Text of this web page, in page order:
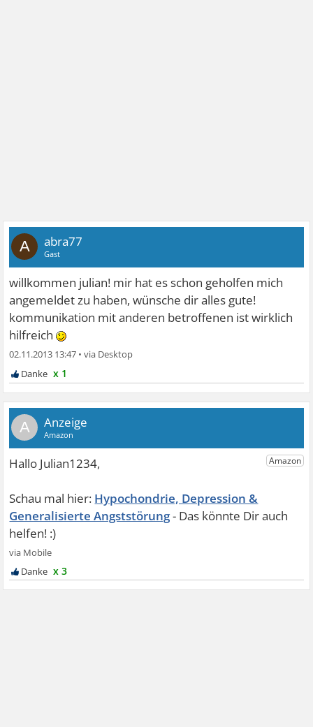
A abra77
Gast
willkommen julian! mir hat es schon geholfen mich
angemeldet zu haben, wünsche dir alles gute!
kommunikation mit anderen betroffenen ist wirklich
hilfreich
02.11.2013 13:47 •
x 1
A
Hypochondrie, Depression &
Generalisierte Angststörung
x 3